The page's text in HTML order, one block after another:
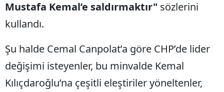
Mustafa Kemal’e saldırmaktır" sözlerini
kullandı.
Şu halde Cemal Canpolat’a göre CHP’de lider
değişimi isteyenler, bu minvalde Kemal
Kılıçdaroğlu’na çeşitli eleştiriler yöneltenler,